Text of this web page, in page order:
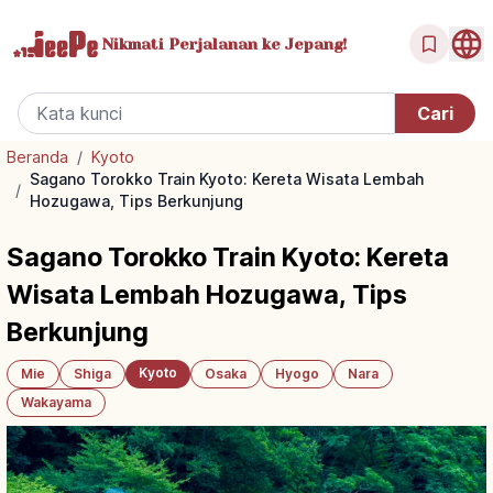
Nikmati Perjalanan ke Jepang!
Beranda / Kyoto
/
Sagano Torokko Train Kyoto: Kereta Wisata Lembah
Hozugawa, Tips Berkunjung
Sagano Torokko Train Kyoto: Kereta
Wisata Lembah Hozugawa, Tips
Berkunjung
Mie Shiga Kyoto Osaka Hyogo
Nara
Wakayama